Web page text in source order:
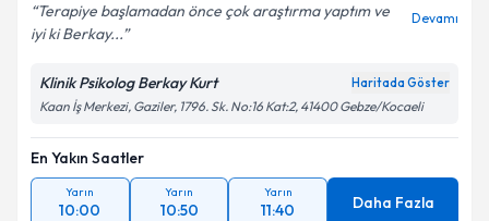
Terapiye başlamadan önce çok araştırma yaptım ve
iyi ki Berkay...
Devamı
Klinik Psikolog Berkay Kurt Haritada Göster
Kaan İş Merkezi, Gaziler, 1796. Sk. No:16 Kat:2, 41400 Gebze/Kocaeli
En Yakın Saatler
Yarın
10:00
Yarın
10:50
Yarın
11:40 Daha Fazla